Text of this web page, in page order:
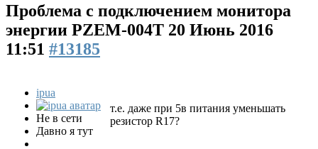
Проблема с подключением монитора
энергии PZEM-004T 20 Июнь 2016
11:51 #13185
ipua
Не в сети
Давно я тут
т.е. даже при 5в питания уменьшать
резистор R17?